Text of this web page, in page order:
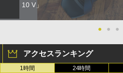
10 V」
● ● ●
アクセスランキング
1時間 24時間